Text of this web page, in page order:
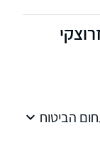
הביטוח
נזקי